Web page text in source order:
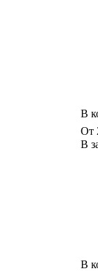
В
От
В
В